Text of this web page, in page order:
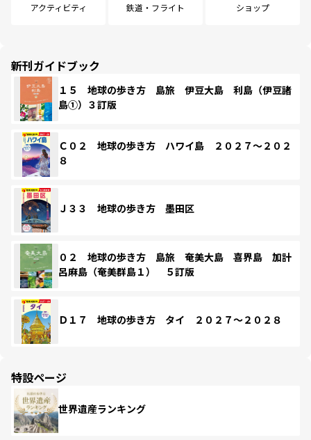
アクティビティ 鉄道・フライト ショップ
新刊ガイドブック
１５ 地球の歩き方 島旅 伊豆大島 利島（伊豆諸
島①）３訂版
Ｃ０２ 地球の歩き方 ハワイ島 ２０２７～２０２
８
Ｊ３３ 地球の歩き方 墨田区
０２ 地球の歩き方 島旅 奄美大島 喜界島 加計
呂麻島（奄美群島１） ５訂版
Ｄ１７ 地球の歩き方 タイ ２０２７～２０２８
特設ページ
世界遺産ランキング